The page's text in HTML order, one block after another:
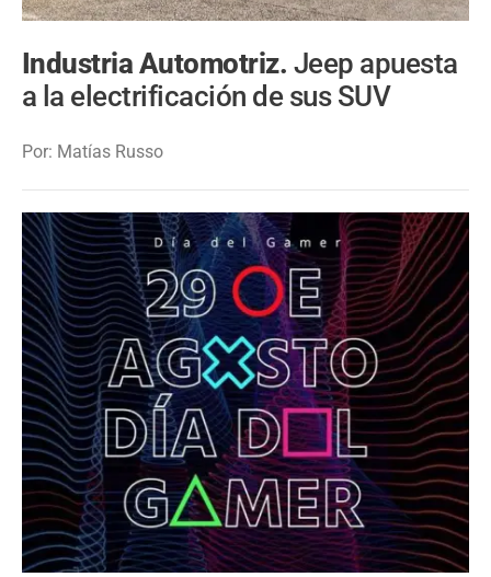
Industria Automotriz. Jeep apuesta
a la electrificación de sus SUV
Por: Matías Russo